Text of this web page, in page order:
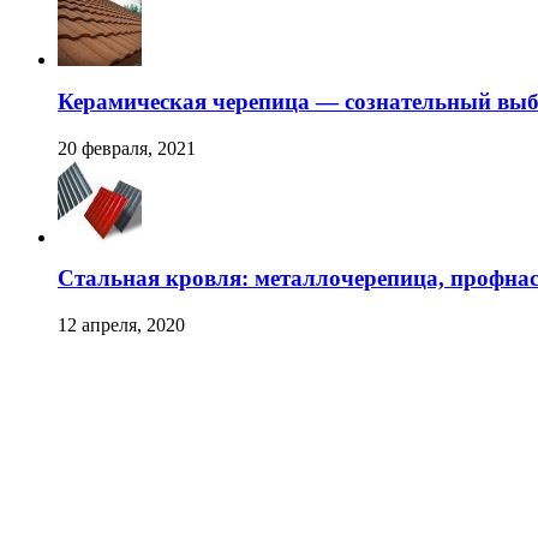
Керамическая черепица — сознательный
20 февраля, 2021
Стальная кровля: металлочерепица,
12 апреля, 2020